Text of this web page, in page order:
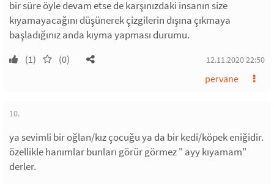
bir süre öyle devam etse de karşınızdaki insanın size
kıyamayacağını düşünerek çizgilerin dışına çıkmaya
başladığınız anda kıyma yapması durumu.
(1) (0) 12.11.2020 22:50
pervane
10.
ya sevimli bir oğlan/kız çocuğu ya da bir kedi/köpek eniğidir.
özellikle hanımlar bunları görür görmez " ayy kıyamam"
derler.